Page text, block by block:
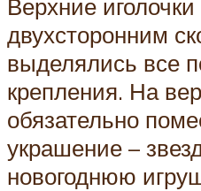
Верхние
двухсторонним
выделялись все
крепления. На
обязательно
украшение –
новогоднюю